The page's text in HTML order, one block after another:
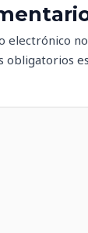
electrónico
obligatorios